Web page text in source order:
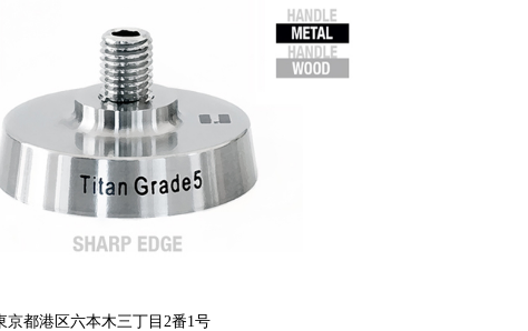
京都港区六本木三丁目2番1号